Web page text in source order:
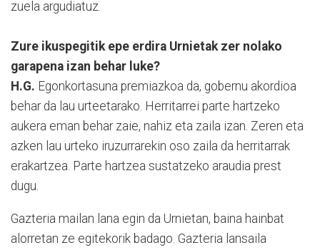
zuela argudiatuz.
Zure ikuspegitik epe erdira Urnietak zer nolako
garapena izan behar luke?
H.G. Egonkortasuna premiazkoa da, gobernu akordioa
behar da lau urteetarako. Herritarrei parte hartzeko
aukera eman behar zaie, nahiz eta zaila izan. Zeren eta
azken lau urteko iruzurrarekin oso zaila da herritarrak
erakartzea. Parte hartzea sustatzeko araudia prest
dugu.
Gazteria mailan lana egin da Urnietan, baina hainbat
alorretan ze egitekorik badago. Gazteria lansaila